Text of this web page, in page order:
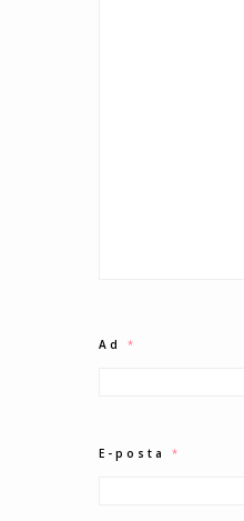
Ad *
E-posta *